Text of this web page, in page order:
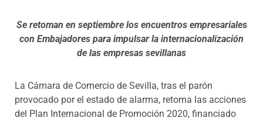
Se retoman en septiembre los encuentros empresariales
con Embajadores para impulsar la internacionalización
de las empresas sevillanas
La Cámara de Comercio de Sevilla, tras el parón
provocado por el estado de alarma, retoma las acciones
del Plan Internacional de Promoción 2020, financiado